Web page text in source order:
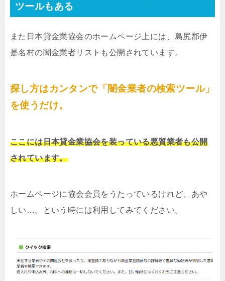
ツールもある
また日本貸金業協会のホームページ上には、島尻郡伊
是名村の闇金業者リストも公開されています。
探し方はカンタンで「闇金業者の検索ツール」
を使うだけ。
ここには日本貸金業協会を装っている悪質業者も公開
されています。
ホームページに協会会員をうたっているけれど、あや
しい…。という時には利用してみてください。